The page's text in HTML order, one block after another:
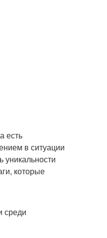
есть
в ситуации
уникальности
которые
среди